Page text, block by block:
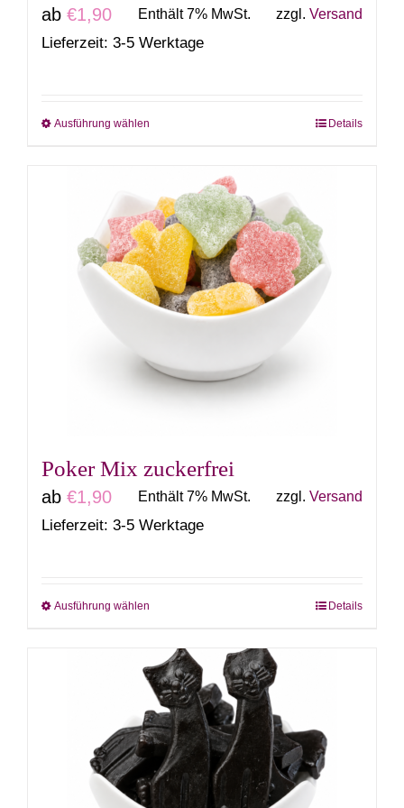
ab €1,90 Enthält 7% MwSt. zzgl. Versand
Lieferzeit: 3-5 Werktage
Ausführung wählen
mehrere
Varianten
auf.
Die
Optionen
auf
der
werden
Details
Poker Mix zuckerfrei
ab €1,90 Enthält 7% MwSt. zzgl. Versand
Lieferzeit: 3-5 Werktage
Ausführung wählen
weist
mehrere
Varianten
auf.
Die
Optionen
Details